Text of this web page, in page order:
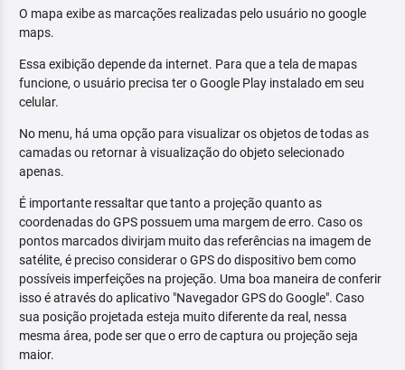
O mapa exibe as marcações realizadas pelo usuário no google
maps.
Essa exibição depende da internet. Para que a tela de mapas
funcione, o usuário precisa ter o Google Play instalado em seu
celular.
No menu, há uma opção para visualizar os objetos de todas as
camadas ou retornar à visualização do objeto selecionado
apenas.
É importante ressaltar que tanto a projeção quanto as
coordenadas do GPS possuem uma margem de erro. Caso os
pontos marcados divirjam muito das referências na imagem de
satélite, é preciso considerar o GPS do dispositivo bem como
possíveis imperfeições na projeção. Uma boa maneira de conferir
isso é através do aplicativo "Navegador GPS do Google". Caso
sua posição projetada esteja muito diferente da real, nessa
mesma área, pode ser que o erro de captura ou projeção seja
maior.